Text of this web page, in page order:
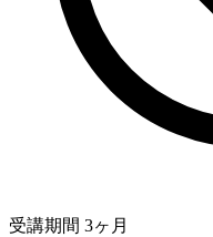
受講期間 3ヶ月